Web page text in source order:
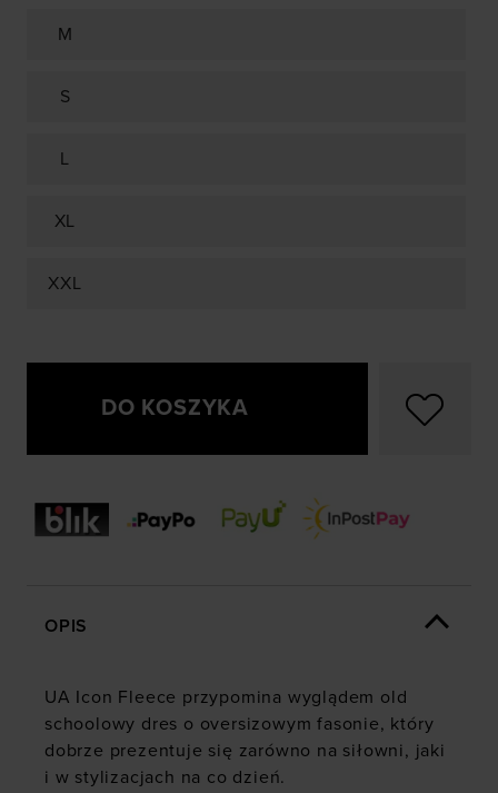
M
S
L
XL
XXL
DO KOSZYKA
OPIS
UA Icon Fleece przypomina wyglądem old
schoolowy dres o oversizowym fasonie, który
dobrze prezentuje się zarówno na siłowni, jaki
i w stylizacjach na co dzień.